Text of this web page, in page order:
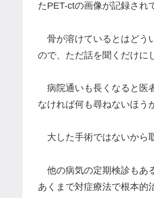
たPET-ctの画像が記録され
骨が溶けているとはどう
ので、ただ話を聞くだけに
病院通いも長くなると医
なければ何も尋ねないほう
大した手術ではないから
他の病気の定期検診もあ
あくまで対症療法で根本的